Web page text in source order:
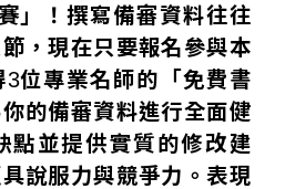
」！撰寫備審資料往往
，現在只要報名參與本
位專業名師的「免費書
的備審資料進行全面健
點並提供實質的修改建
說服力與競爭力。表現